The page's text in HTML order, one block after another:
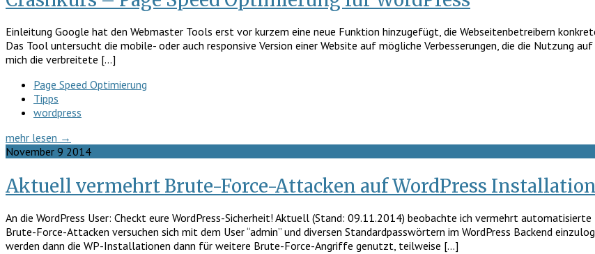
Einleitung Google hat den Webmaster Tools erst vor kurzem eine neue Funktion hinzugefügt, die Webseitenbetreibern
Das Tool untersucht die mobile- oder auch responsive Version einer Website auf mögliche Verbesserungen, die die Nutzung
mich die verbreitete […]
Page Speed Optimierung
Tipps
wordpress
mehr lesen →
November 9 2014
Aktuell vermehrt Brute-Force-Attacken auf WordPress
An die WordPress User: Checkt eure WordPress-Sicherheit! Aktuell (Stand: 09.11.2014) beobachte ich vermehrt
Brute-Force-Attacken versuchen sich mit dem User “admin” und diversen Standardpasswörtern im WordPress Backend
werden dann die WP-Installationen dann für weitere Brute-Force-Angriffe genutzt, teilweise […]